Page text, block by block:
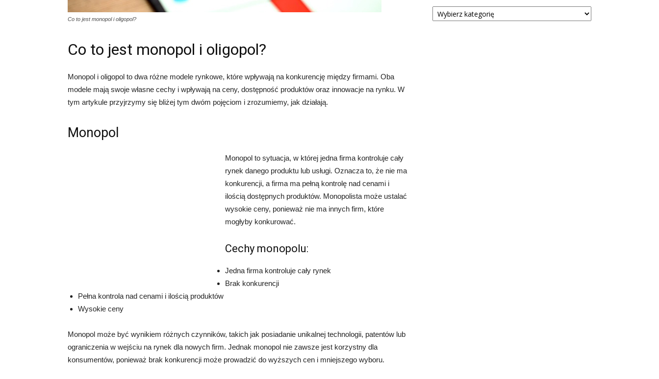
Co to jest monopol i oligopol?
Co to jest monopol i oligopol?
Monopol i oligopol to dwa różne modele rynkowe, które wpływają na konkurencję między firmami. Oba
modele mają swoje własne cechy i wpływają na ceny, dostępność produktów oraz innowacje na rynku. W
tym artykule przyjrzymy się bliżej tym dwóm pojęciom i zrozumiemy, jak działają.
Monopol
Monopol to sytuacja, w której jedna firma kontroluje cały
rynek danego produktu lub usługi. Oznacza to, że nie ma
konkurencji, a firma ma pełną kontrolę nad cenami i
ilością dostępnych produktów. Monopolista może ustalać
wysokie ceny, ponieważ nie ma innych firm, które
mogłyby konkurować.
Cechy monopolu:
Jedna firma kontroluje cały rynek
Brak konkurencji
Pełna kontrola nad cenami i ilością produktów
Wysokie ceny
Monopol może być wynikiem różnych czynników, takich jak posiadanie unikalnej technologii, patentów lub
ograniczenia w wejściu na rynek dla nowych firm. Jednak monopol nie zawsze jest korzystny dla
konsumentów, ponieważ brak konkurencji może prowadzić do wyższych cen i mniejszego wyboru.
Kategorie